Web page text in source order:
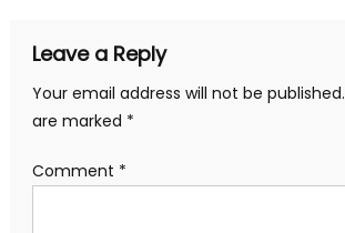
Leave a Reply
Your email address will not be published.
are marked *
Comment *